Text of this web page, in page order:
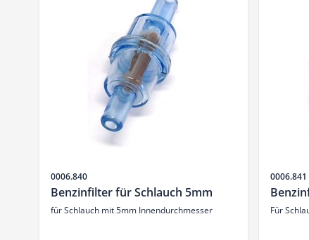
Artikelnr.
0006.840
Benzinfilter für Schlauch 5mm
für Schlauch mit 5mm Innendurchmesser
Artikelnr.
0006.841
Für